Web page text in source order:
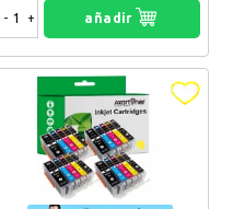
- + añadir